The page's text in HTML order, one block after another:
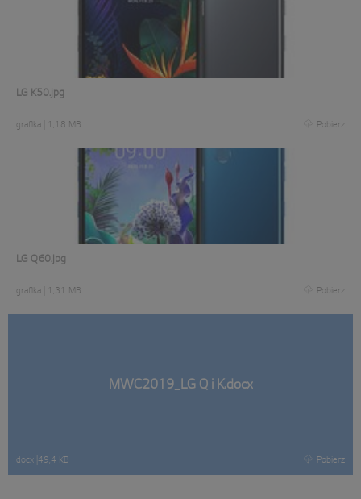
LG K50.jpg
grafika 1,18 MB Pobierz
LG Q60.jpg
grafika 1,31 MB Pobierz
MWC2019_LG Q i K.docx
docx 49,4 KB Pobierz